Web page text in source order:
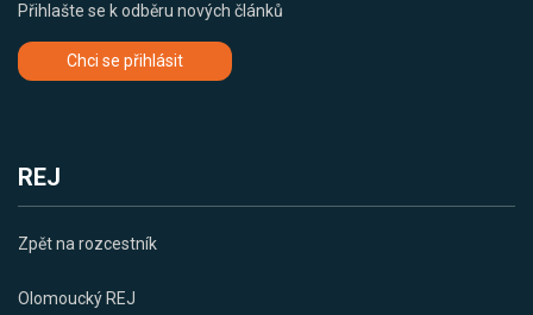
Přihlašte se k odběru nových článků
Chci se přihlásit
REJ
Zpět na rozcestník
Olomoucký REJ